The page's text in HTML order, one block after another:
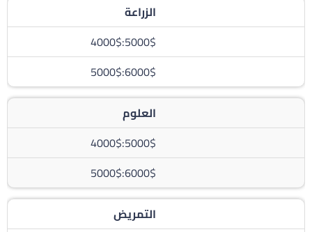
الزراعة
5000$:4000$
6000$:5000$
العلوم
5000$:4000$
6000$:5000$
التمريض